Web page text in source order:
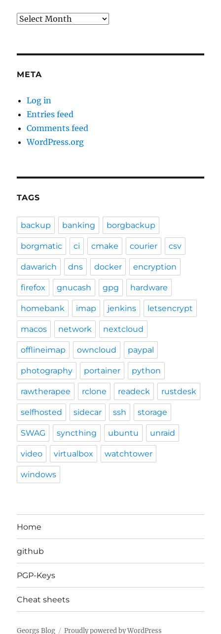
Archives
META
Log in
Entries feed
Comments feed
WordPress.org
TAGS
backup banking borgbackup
borgmatic ci cmake courier csv
dawarich dns docker encryption
firefox gnucash gpg hardware
homebank imap jenkins letsencrypt
macos network nextcloud
offlineimap owncloud paypal
photography portainer python
rawtherapee rclone readeck rustdesk
selfhosted sidecar ssh storage
SWAG syncthing ubuntu unraid
video virtualbox watchtower
windows
Home
github
PGP-Keys
Cheat sheets
Georgs Blog Proudly powered by WordPress